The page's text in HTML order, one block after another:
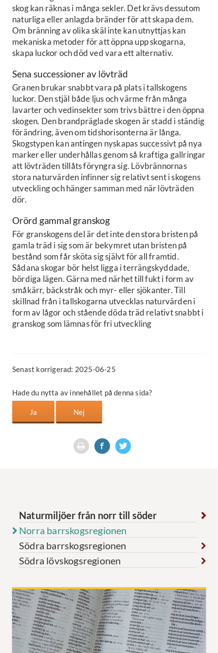
skog kan räknas i många sekler. Det krävs dessutom
naturliga eller anlagda bränder för att skapa dem.
Om bränning av olika skäl inte kan utnyttjas kan
mekaniska metoder för att öppna upp skogarna,
skapa luckor och död ved vara ett alternativ.
Sena successioner av lövträd
Granen brukar snabbt vara på plats i tallskogens
luckor. Den stjäl både ljus och värme från många
lavarter och vedinsekter som trivs bättre i den öppna
skogen. Den brandpräglade skogen är stadd i ständig
förändring, även om tidshorisonterna är långa.
Skogstypen kan antingen nyskapas successivt på nya
marker eller underhållas genom så kraftiga gallringar
att lövträden tillåts föryngra sig. Lövbrännornas
stora naturvärden infinner sig relativt sent i skogens
utveckling och hänger samman med när lövträden
dör.
Orörd gammal granskog
För granskogens del är det inte den stora bristen på
gamla träd i sig som är bekymret utan bristen på
bestånd som får sköta sig självt för all framtid.
Sådana skogar bör helst ligga i terrängskyddade,
bördiga lägen. Gärna med närhet till fukt i form av
småkärr, bäckstråk och myr- eller sjökanter. Till
skillnad från i tallskogarna utvecklas naturvärden i
form av lågor och stående döda träd relativt snabbt i
granskog som lämnas för fri utveckling
Senast korrigerad: 2025-06-25
Hade du nytta av innehållet på denna sida?
Naturmiljöer från norr till söder
Norra barrskogsregionen
Södra barrskogsregionen
Södra lövskogsregionen